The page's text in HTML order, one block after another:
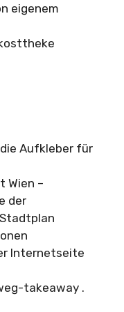
eigenem
Aufkleber für
Wien –
der
Internetseite
takeaway .